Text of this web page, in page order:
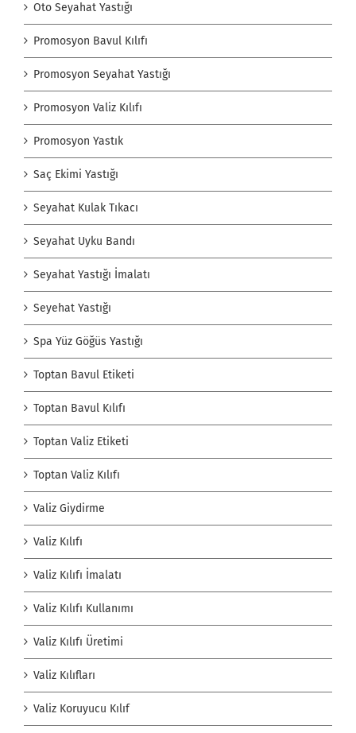
Oto Seyahat Yastığı
Promosyon Bavul Kılıfı
Promosyon Seyahat Yastığı
Promosyon Valiz Kılıfı
Promosyon Yastık
Saç Ekimi Yastığı
Seyahat Kulak Tıkacı
Seyahat Uyku Bandı
Seyahat Yastığı İmalatı
Seyehat Yastığı
Spa Yüz Göğüs Yastığı
Toptan Bavul Etiketi
Toptan Bavul Kılıfı
Toptan Valiz Etiketi
Toptan Valiz Kılıfı
Valiz Giydirme
Valiz Kılıfı
Valiz Kılıfı İmalatı
Valiz Kılıfı Kullanımı
Valiz Kılıfı Üretimi
Valiz Kılıfları
Valiz Koruyucu Kılıf